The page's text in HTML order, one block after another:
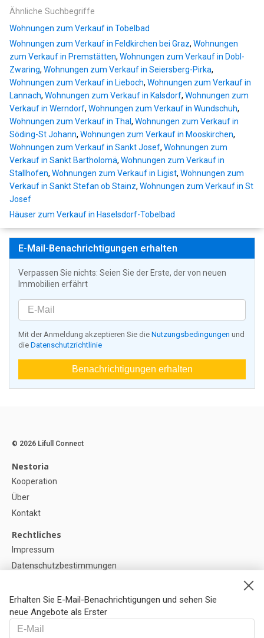
Ähnliche Suchbegriffe
Wohnungen zum Verkauf in Tobelbad
Wohnungen zum Verkauf in Feldkirchen bei Graz, Wohnungen
zum Verkauf in Premstätten, Wohnungen zum Verkauf in Dobl-
Zwaring, Wohnungen zum Verkauf in Seiersberg-Pirka,
Wohnungen zum Verkauf in Lieboch, Wohnungen zum Verkauf in
Lannach, Wohnungen zum Verkauf in Kalsdorf, Wohnungen zum
Verkauf in Werndorf, Wohnungen zum Verkauf in Wundschuh,
Wohnungen zum Verkauf in Thal, Wohnungen zum Verkauf in
Söding-St Johann, Wohnungen zum Verkauf in Mooskirchen,
Wohnungen zum Verkauf in Sankt Josef, Wohnungen zum
Verkauf in Sankt Bartholomä, Wohnungen zum Verkauf in
Stallhofen, Wohnungen zum Verkauf in Ligist, Wohnungen zum
Verkauf in Sankt Stefan ob Stainz, Wohnungen zum Verkauf in St
Josef
Häuser zum Verkauf in Haselsdorf-Tobelbad
E-Mail-Benachrichtigungen erhalten
Verpassen Sie nichts: Seien Sie der Erste, der von neuen
Immobilien erfährt
Mit der Anmeldung akzeptieren Sie die Nutzungsbedingungen und
die Datenschutzrichtlinie
Benachrichtigungen erhalten
Erhalten Sie E-Mail-Benachrichtigungen und sehen Sie
neue Angebote als Erster
© 2026 Lifull Connect
Nestoria
Kooperation
Über
Kontakt
Rechtliches
Impressum
Datenschutzbestimmungen
Cookie-Einstellunge
Hilfe
FAQ